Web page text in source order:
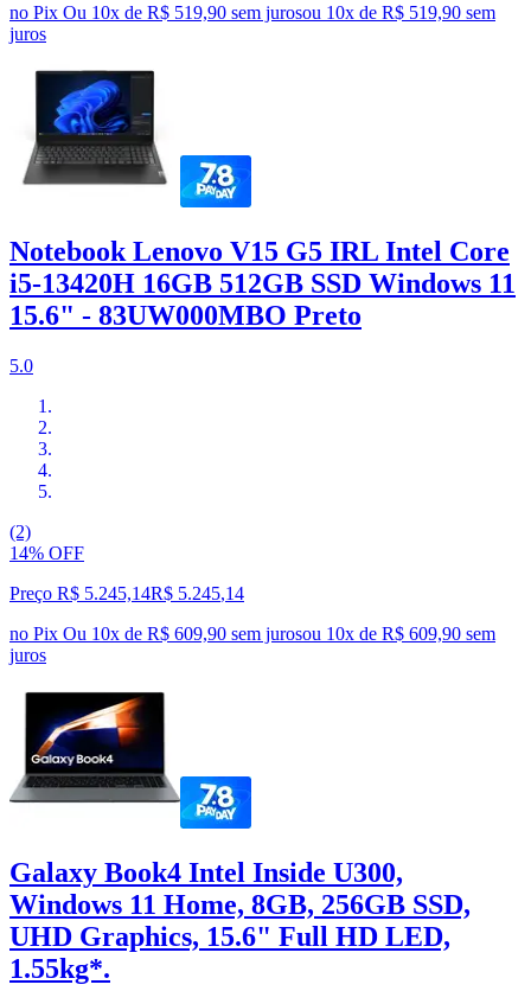
no Pix Ou 10x de R$ 519,90 sem jurosou 10x de R$ 519,90 sem
juros
Notebook Lenovo V15 G5 IRL Intel Core
i5-13420H 16GB 512GB SSD Windows 11
15.6" - 83UW000MBO Preto
5.0
(2)
14% OFF
Preço R$ 5.245,14R$ 5.245,14
no Pix Ou 10x de R$ 609,90 sem jurosou 10x de R$ 609,90 sem
juros
Galaxy Book4 Intel Inside U300,
Windows 11 Home, 8GB, 256GB SSD,
UHD Graphics, 15.6" Full HD LED,
1.55kg*.